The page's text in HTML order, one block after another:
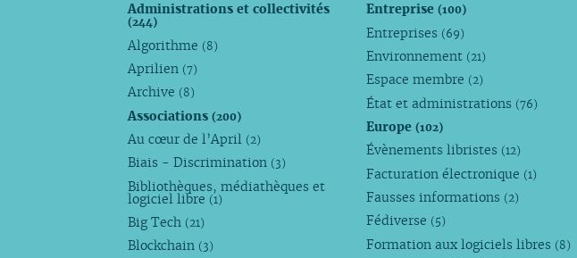
Administrations et collectivités
(244)
Algorithme (8)
Aprilien (7)
Archive (8)
Associations(200)
Au cœur de l’April (2)
Biais - Discrimination (3)
Bibliothèques, médiathèques et
logiciel libre (1)
Big Tech (21)
Blockchain (3)
Entreprise(100)
Entreprises (69)
Environnement (21)
Espace membre (2)
État et administrations (76)
Europe(102)
Évènements libristes (12)
Facturation électronique (1)
Fausses informations (2)
Fédiverse (5)
Formation aux logiciels libres (8)